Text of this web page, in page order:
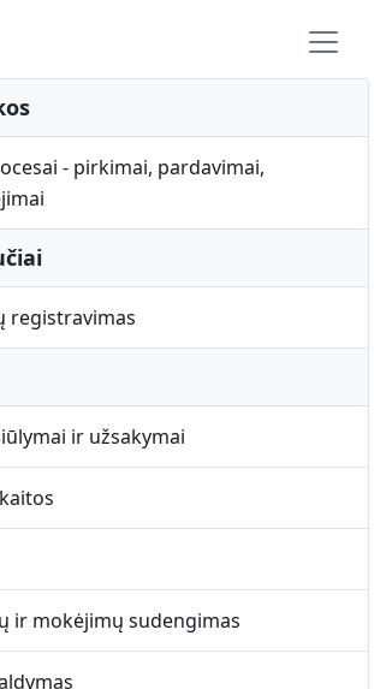
- pirkimai, pardavimai,
registravimas
ir užsakymai
ir mokėjimų sudengimas